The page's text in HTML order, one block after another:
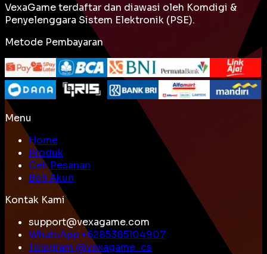
VexaGame terdaftar dan diawasi oleh Komdigi &
Penyelenggara Sistem Elektronik (PSE).
Metode Pembayaran
Menu
Home
Produk
Cek Pesanan
Beli Akun
Kontak Kami
support@vexagame.com
WhatsApp +6285385104907
Telegram @vexagame_cs